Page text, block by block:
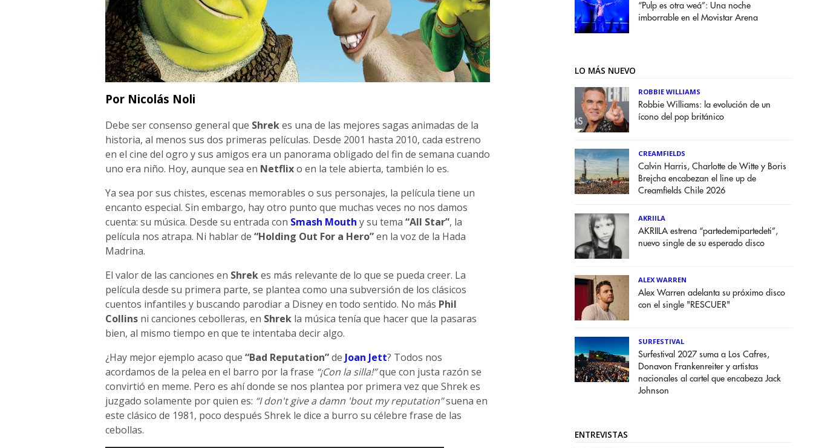
Por Nicolás Noli
Debe ser consenso general que Shrekes una de las mejores sagas animadas de la
historia, al menos sus dos primeras películas. Desde 2001 hasta 2010, cada estreno
en el cine del ogro y sus amigos era un panorama obligado del fin de semana cuando
uno era niño. Hoy, aunque sea en Netflixo en la tele abierta, también lo es.
Ya sea por sus chistes, escenas memorables o sus personajes, la película tiene un
encanto especial. Sin embargo, hay otro punto que muchas veces no nos damos
cuenta: su música. Desde su entrada con Smash Mouth y su tema “All Star”, la
película nos atrapa. Ni hablar de “Holding Out For a Hero”en la voz de la Hada
Madrina.
El valor de las canciones en Shrekes más relevante de lo que se pueda creer. La
película desde su primera parte, se plantea como una subversión de los clásicos
cuentos infantiles y buscando parodiar a Disney en todo sentido. No más Phil
Collinsni canciones cebolleras, en Shrekla música tenía que hacer que la pasaras
bien, al mismo tiempo en que te intentaba decir algo.
¿Hay mejor ejemplo acaso que “Bad Reputation”de Joan Jett? Todos nos
acordamos de la pelea en el barro por la frase “¡Con la silla!”que con justa razón se
convirtió en meme. Pero es ahí donde se nos plantea por primera vez que Shrek es
juzgado solamente por quien es: “I don't give a damn 'bout my reputation”suena en
este clásico de 1981, poco después Shrek le dice a burro su célebre frase de las
cebollas.
“Pulp es otra weá”: Una noche
imborrable en el Movistar Arena
LO MÁS NUEVO
ROBBIE WILLIAMS
Robbie Williams: la evolución de un
ícono del pop británico
CREAMFIELDS
Calvin Harris, Charlotte de Witte y Boris
Brejcha encabezan el line up de
Creamfields Chile 2026
AKRIILA
AKRIILA estrena “partedemipartedeti”,
nuevo single de su esperado disco
ALEX WARREN
Alex Warren adelanta su próximo disco
con el single "RESCUER"
SURFESTIVAL
Surfestival 2027 suma a Los Cafres,
Donavon Frankenreiter y artistas
nacionales al cartel que encabeza Jack
Johnson
ENTREVISTAS